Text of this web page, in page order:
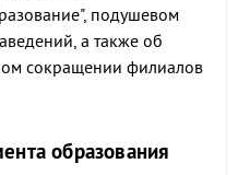
подушевом
а также об
сокращении филиалов
образования